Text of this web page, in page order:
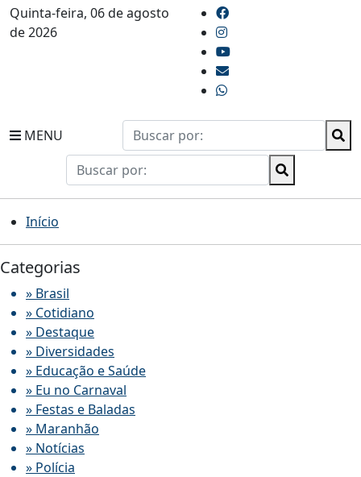
Quinta-feira, 06 de agosto
de 2026
MENU
Início
Categorias
» Brasil
» Cotidiano
» Destaque
» Diversidades
» Educação e Saúde
» Eu no Carnaval
» Festas e Baladas
» Maranhão
» Notícias
» Polícia